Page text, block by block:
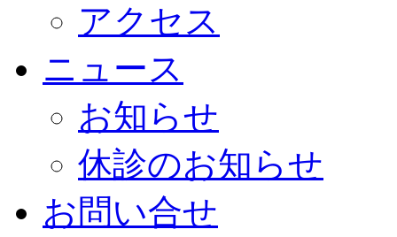
アクセス
ニュース
お知らせ
休診のお知らせ
お問い合せ